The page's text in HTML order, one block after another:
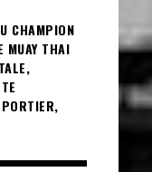
CHAMPION
MUAY THAI